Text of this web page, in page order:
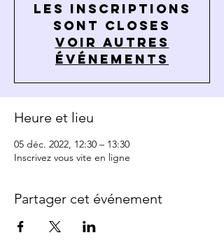
Les inscriptions
sont closes
Voir autres
événements
Heure et lieu
05 déc. 2022, 12:30 – 13:30
Inscrivez vous vite en ligne
Partager cet événement